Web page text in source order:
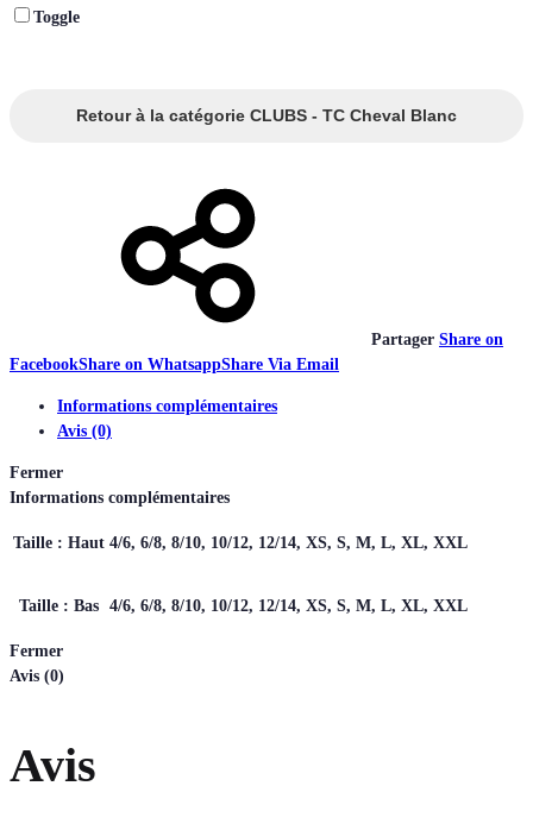
Toggle
Retour à la catégorie CLUBS - TC Cheval Blanc
Partager Share on
FacebookShare on WhatsappShare Via Email
Informations complémentaires
Avis (0)
Fermer
Informations complémentaires
Taille : Haut 4/6, 6/8, 8/10, 10/12, 12/14, XS, S, M, L, XL, XXL
Taille : Bas 4/6, 6/8, 8/10, 10/12, 12/14, XS, S, M, L, XL, XXL
Fermer
Avis (0)
Avis